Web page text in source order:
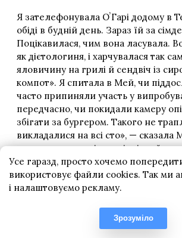
Усе гаразд, просто хочемо
використовує файли cookies. Так ми
і налаштовуємо рекламу.
Зрозуміло